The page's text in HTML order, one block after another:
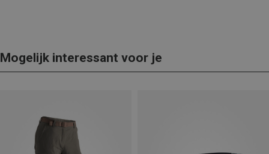
Mogelijk interessant voor je